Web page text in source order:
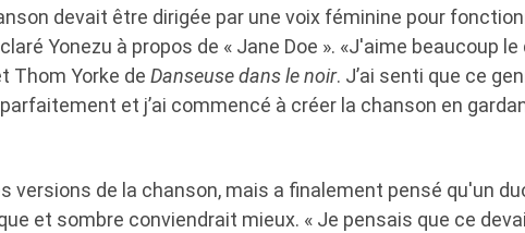
devait être dirigée par une voix féminine pour
Yonezu à propos de « Jane Doe ». «J'aime beaucoup le
Thom Yorke de Danseuse dans le noir. J’ai senti que ce
et j’ai commencé à créer la chanson en
versions de la chanson, mais a finalement pensé qu'un
et sombre conviendrait mieux. « Je pensais que ce